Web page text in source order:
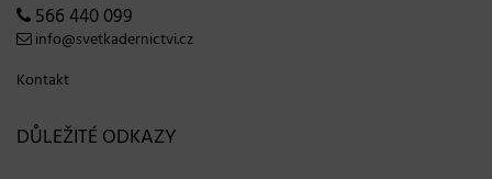
566 440 099
info@svetkadernictvi.cz
Kontakt
DŮLEŽITÉ ODKAZY